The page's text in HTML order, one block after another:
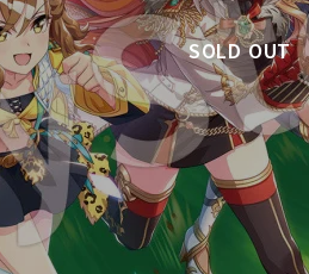
SOLD OUT